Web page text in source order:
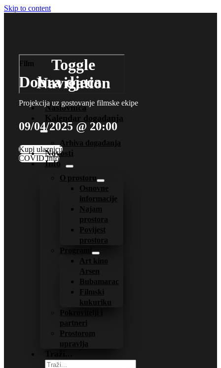
Skip to content
Toggle
Navigation
Naslovnica
Kalendar događanja
Arhiva događanja
Novosti
Info
O prostoru
Osnovne
informacije
Najam
prostora
Povijest
prostora
Programi
Art kino
Arsen
Bubamarac
Filmski
kukuriku
Pokrovitelji i
partneri
Prostorom
upravlja
Film
Dobra djeca
Projekcija uz gostovanje filmske ekipe
09/04/2025 @ 20:00
Kupi ulaznicu
COVID Info